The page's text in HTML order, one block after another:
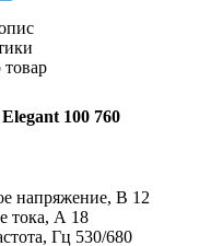
товар
100 760
напряжение, В 12
тока, А 18
Гц 530/680